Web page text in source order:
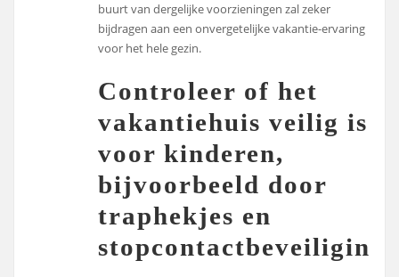
buurt van dergelijke voorzieningen zal zeker
bijdragen aan een onvergetelijke vakantie-ervaring
voor het hele gezin.
Controleer of het
vakantiehuis veilig is
voor kinderen,
bijvoorbeeld door
traphekjes en
stopcontactbeveiliging.